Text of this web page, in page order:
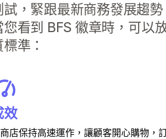
試，緊跟最新商務發展趨
您看到 BFS 徽章時，可以
標準：
效
店保持高速運作，讓顧客開心購物，